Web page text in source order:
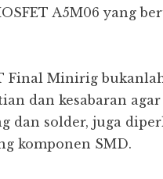
A5M06 yang
Final Minirig
dan kesabaran
dan solder, juga
komponen SMD.